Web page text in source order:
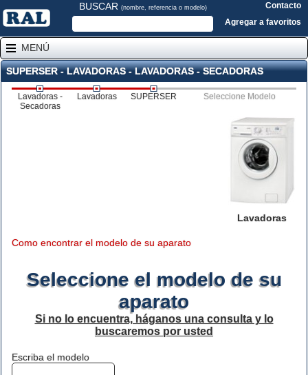
BUSCAR (nombre, referencia o modelo)
Contacto
Agregar a favoritos
MENÚ
SUPERSER - LAVADORAS - LAVADORAS - SECADORAS
Lavadoras -
Secadoras
Lavadoras SUPERSER Seleccione Modelo
Lavadoras
Como encontrar el modelo de su aparato
Seleccione el modelo de su
aparato
Si no lo encuentra, háganos una consulta y lo
buscaremos por usted
Escriba el modelo